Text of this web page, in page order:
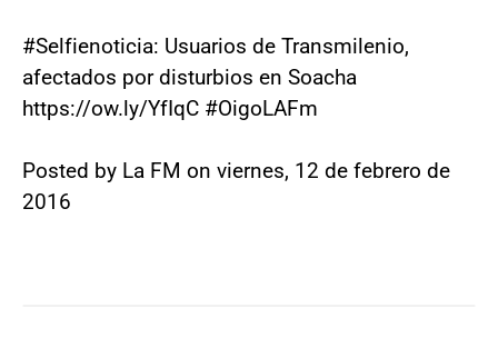
#Selfienoticia: Usuarios de Transmilenio,
afectados por disturbios en Soacha
https://ow.ly/YfIqC #OigoLAFm
Posted by La FM on viernes, 12 de febrero de
2016